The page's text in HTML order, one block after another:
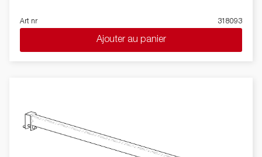
Art nr 318093
Ajouter au panier